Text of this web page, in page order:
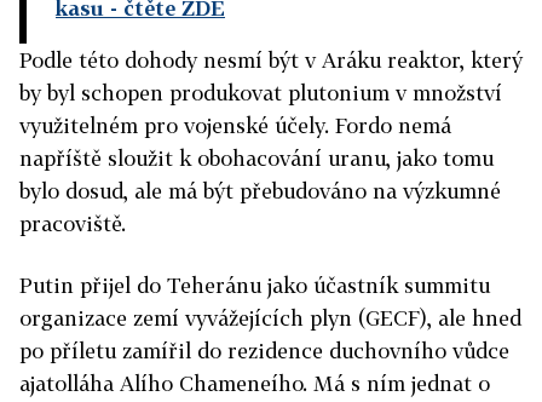
kasu - čtěte ZDE
Podle této dohody nesmí být v Aráku reaktor, který
by byl schopen produkovat plutonium v množství
využitelném pro vojenské účely. Fordo nemá
napříště sloužit k obohacování uranu, jako tomu
bylo dosud, ale má být přebudováno na výzkumné
pracoviště.
Putin přijel do Teheránu jako účastník summitu
organizace zemí vyvážejících plyn (GECF), ale hned
po příletu zamířil do rezidence duchovního vůdce
ajatolláha Alího Chameneího. Má s ním jednat o